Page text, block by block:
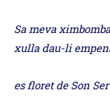
Sa meva
xulla dau-li
es floret